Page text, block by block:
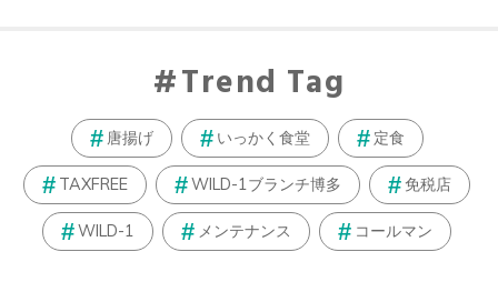
Trend Tag
唐揚げ いっかく食堂 定食
TAXFREE WILD-1ブランチ博多 免税店
WILD-1 メンテナンス コールマン